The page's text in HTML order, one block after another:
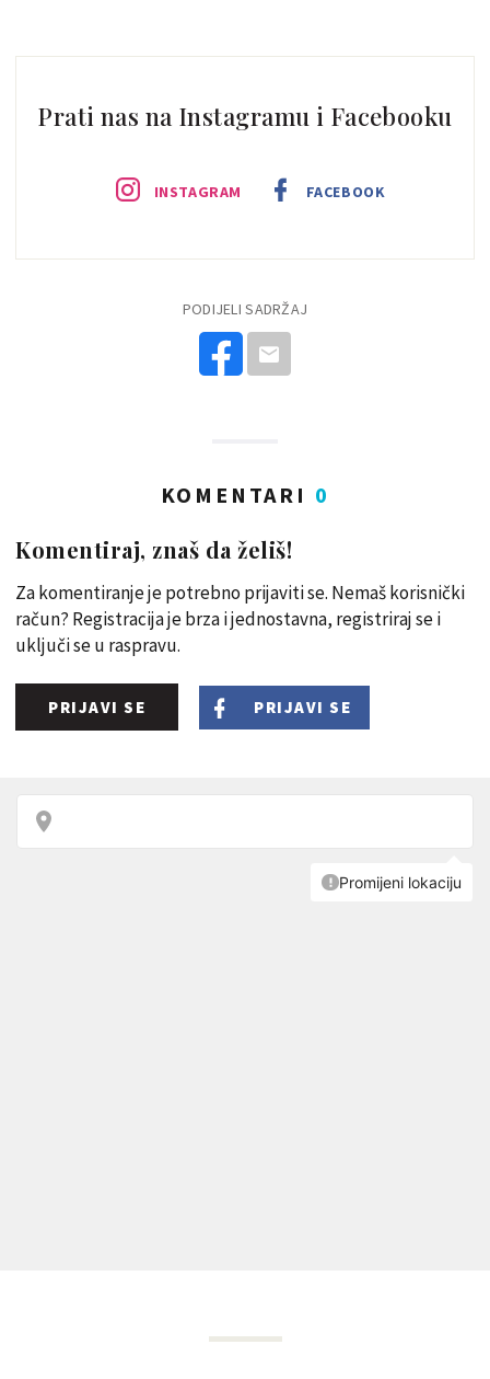
Prati nas na Instagramu i Facebooku
INSTAGRAM FACEBOOK
PODIJELI SADRŽAJ
KOMENTARI 0
Komentiraj, znaš da želiš!
Za komentiranje je potrebno prijaviti se. Nemaš korisnički
račun? Registracija je brza i jednostavna, registriraj se i
uključi se u raspravu.
PRIJAVI SE PRIJAVI SE